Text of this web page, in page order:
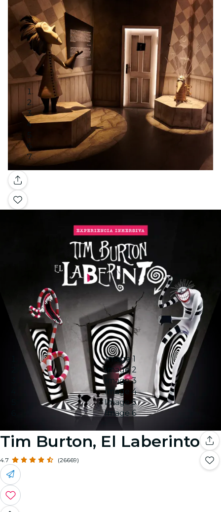
Galería
Image 1
Image 2
Image 3
Image 4
Image 5
Image 6
Tim Burton, El Laberinto
4.7 (26669)